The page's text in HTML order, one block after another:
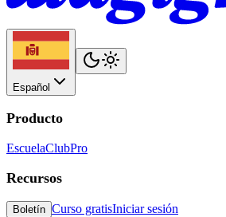
Español
Producto
EscuelaClubPro
Recursos
Boletín Curso gratisIniciar sesión